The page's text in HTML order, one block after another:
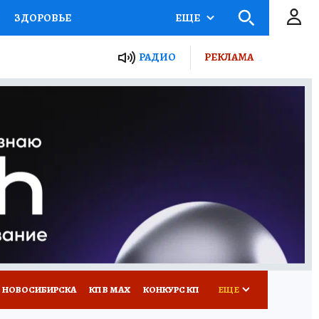
ЗДОРОВЬЕ
Я ЗНАЮ СЕМЬЯ
ЕЩЕ
РАДИО РЕКЛАМА
КП В МАХ КОНКУРС КП ЕЩЕ